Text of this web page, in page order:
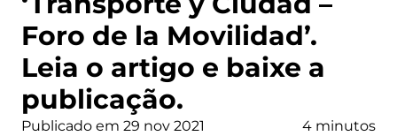
Foro de la Movilidad’.
Leia o artigo e baixe a
publicação.
Publicado em 29 nov 2021 4 minutos